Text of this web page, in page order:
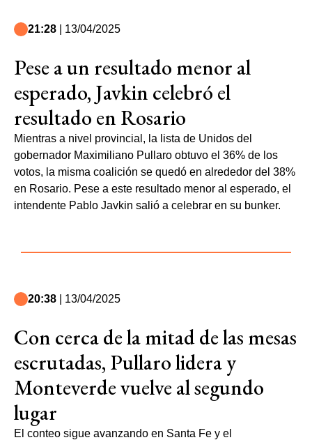
21:28 | 13/04/2025
Pese a un resultado menor al
esperado, Javkin celebró el
resultado en Rosario
Mientras a nivel provincial, la lista de Unidos del
gobernador Maximiliano Pullaro obtuvo el 36% de los
votos, la misma coalición se quedó en alrededor del 38%
en Rosario. Pese a este resultado menor al esperado, el
intendente Pablo Javkin salió a celebrar en su bunker.
20:38 | 13/04/2025
Con cerca de la mitad de las mesas
escrutadas, Pullaro lidera y
Monteverde vuelve al segundo
lugar
El conteo sigue avanzando en Santa Fe y el